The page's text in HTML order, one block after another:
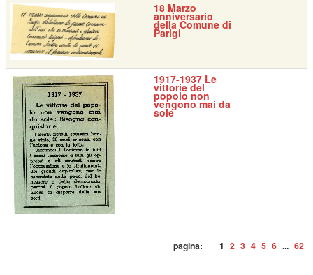
18 Marzo
anniversario
della Comune di
Parigi
1917-1937 Le
vittorie del
popolo non
vengono mai da
sole
pagina: 1 2 3 4 5 6 ... 62